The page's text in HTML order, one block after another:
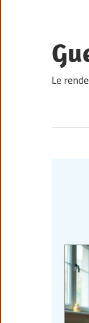
content
Le